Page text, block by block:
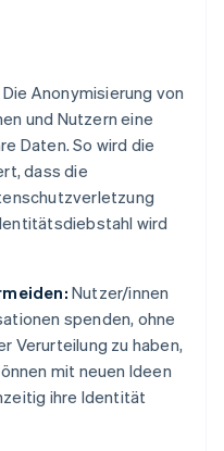
Die Anonymisierung von
und Nutzern eine
Daten. So wird die
dass die
wird
Nutzer/innen
spenden, ohne
Verurteilung zu haben,
mit neuen Ideen
ihre Identität